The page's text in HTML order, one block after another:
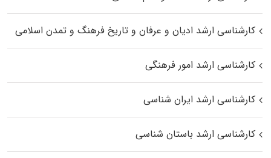
کارشناسی ارشد ادیان و عرفان و تاریخ فرهنگ و تمدن اسلامی
کارشناسی ارشد امور فرهنگی
کارشناسی ارشد ایران شناسی
کارشناسی ارشد باستان شناسی